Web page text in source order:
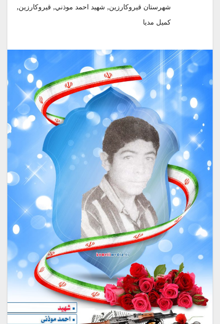
شهرستان قیروکارزین, شهيد احمد موذني, قیروکارزین,
کمیل مدیا